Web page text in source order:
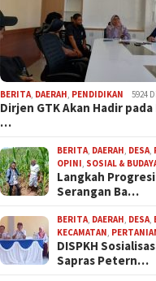
BERITA DAERAH PENDIDIKAN 5924
Dirjen GTK Akan Hadir pada
…
BERITA DAERAH DESA
OPINI SOSIAL &
Langkah
Serangan Ba…
BERITA DAERAH DESA
KECAMATAN
DISPKH
Sapras Petern…